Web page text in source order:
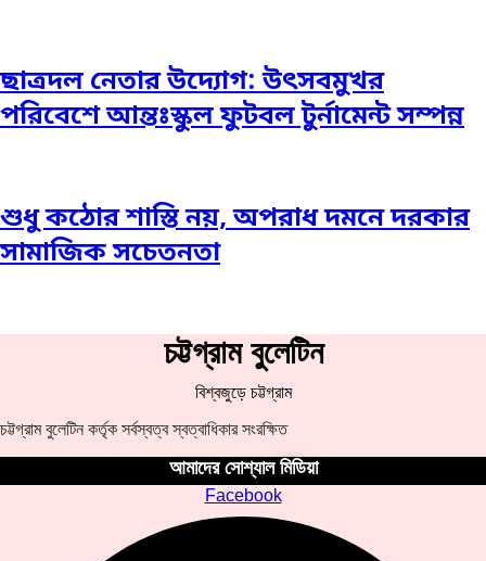
ছাত্রদল নেতার উদ্যোগ: উৎসবমুখর
পরিবেশে আন্তঃস্কুল ফুটবল টুর্নামেন্ট সম্পন্ন
শুধু কঠোর শাস্তি নয়, অপরাধ দমনে দরকার
সামাজিক সচেতনতা
চট্টগ্রাম বুলেটিন
বিশ্বজুড়ে চট্টগ্রাম
চট্টগ্রাম বুলেটিন কর্তৃক সর্বস্বত্ব স্বত্বাধিকার সংরক্ষিত
আমাদের সোশ্যাল মিডিয়া
Facebook